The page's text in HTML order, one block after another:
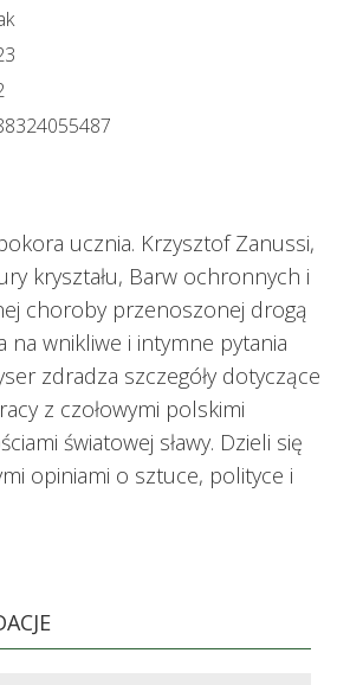
ucznia. Krzysztof Zanussi,
kryształu, Barw ochronnych i
choroby przenoszonej drogą
na wnikliwe i intymne pytania
zdradza szczegóły dotyczące
z czołowymi polskimi
światowej sławy. Dzieli się
opiniami o sztuce, polityce i